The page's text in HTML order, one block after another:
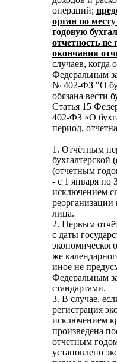
операций;
орган по
годовую
отчетность не
окончания
случаев, когда
Федеральным
№ 402-ФЗ "О
обязана вести
Статья 15
402-ФЗ «О
период,
1. Отчётным
бухгалтерской
(отчетным
- с 1 января по
исключением
лица.
2. Первым
с даты
же
иное не
Федеральным
стандартами.
3. В случае,
регистрация
исключением
произведена
отчетным
установлено